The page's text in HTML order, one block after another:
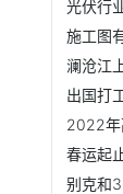
施工图
别克和